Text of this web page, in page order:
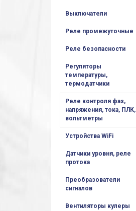
Выключатели
Реле промежуточные
Реле безопасности
Регуляторы
температуры,
термодатчики
Реле контроля фаз,
напряжения, тока, ПЛК,
вольтметры
Устройства WiFi
Датчики уровня, реле
протока
Преобразователи
сигналов
Вентиляторы кулеры